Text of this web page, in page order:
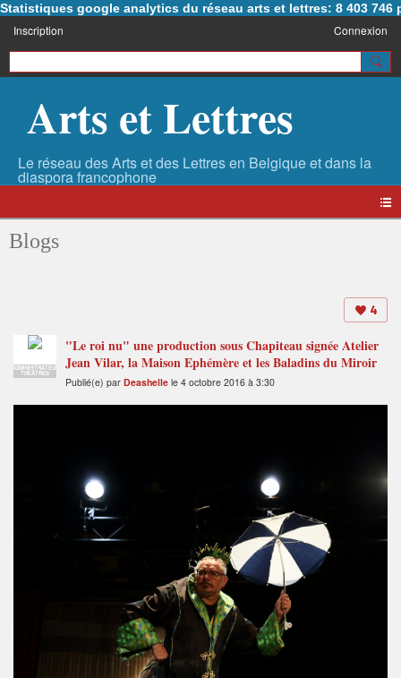
Statistiques google analytics du réseau arts et lettres: 8 403 746
Inscription Connexion
Arts et Lettres
Blogs
4
ADMINISTRATEUR
THÉÂTRES
"Le roi nu" une production sous Chapiteau signée Atelier
Jean Vilar, la Maison Ephémère et les Baladins du Miroir
Publié(e) par Deashelle le 4 octobre 2016 à 3:30